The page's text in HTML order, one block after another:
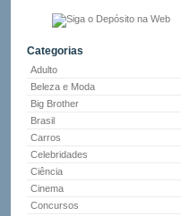
Categorias
Adulto
Beleza e Moda
Big Brother
Brasil
Carros
Celebridades
Ciência
Cinema
Concursos